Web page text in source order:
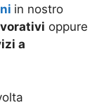
in nostro
oppure
a